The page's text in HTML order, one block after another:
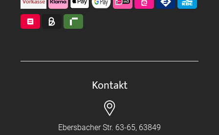
Kontakt
Ebersbacher Str. 63-65, 63849